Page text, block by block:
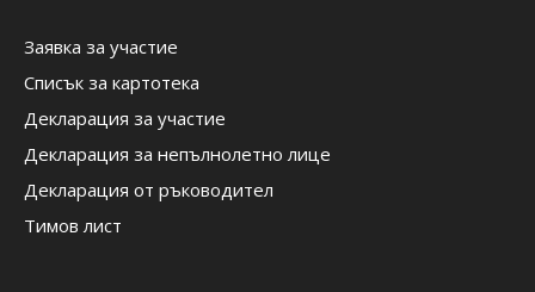
Заявка за участие
Списък за картотека
Декларация за участие
Декларация за непълнолетно лице
Декларация от ръководител
Тимов лист